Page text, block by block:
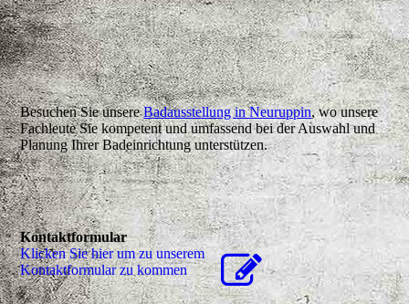
Besuchen Sie unsereBadausstellung in Neuruppin, wo unsere
Fachleute Sie kompetent und umfassend bei der Auswahl und
Planung Ihrer Badeinrichtung unterstützen.
Kontaktformular
Klicken Sie hier um zu unserem
Kon­takt­for­mu­lar zu kommen